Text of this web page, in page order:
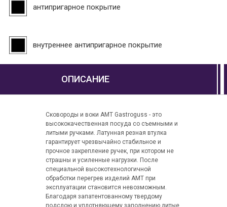
антипригарное покрытие
внутреннее антипригарное покрытие
ОПИСАНИЕ
Сковороды и воки АМТ Gastroguss - это
высококачественная посуда со съемными и
литыми ручками. Латунная резная втулка
гарантирует чрезвычайно стабильное и
прочное закрепление ручек, при котором не
страшны и усиленные нагрузки. После
специальной высокотехнологичной
обработки перегрев изделий AMT при
эксплуатации становится невозможным.
Благодаря запатентованному твердому
подслою и уплотняющему заполнению литые